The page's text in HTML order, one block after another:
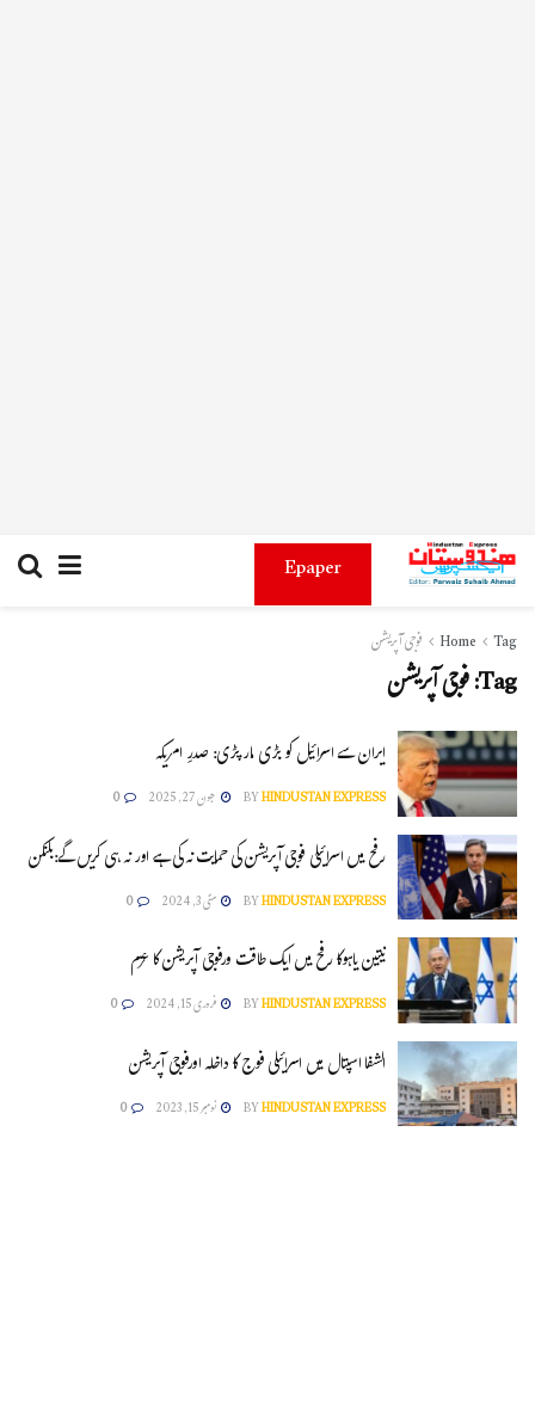
Epaper
Home Tag فوجی آپریشن
Tag:فوجی آپریشن
ایران سے اسرائیل کو بڑی مار پڑی: صدرِ امریکہ
BYHINDUSTAN EXPRESS جون 27, 2025 0
رفح میں اسرائیلی فوجی آپریشن کی حمایت نہ کی ہے اور نہ ہی کریں گے:بلنکن
BYHINDUSTAN EXPRESS مئی 3, 2024 0
نیتین یاہوکا رفح میں ایک طاقت ورفوجی آپریشن کا عزم
BYHINDUSTAN EXPRESS فروری 15, 2024 0
الشفا اسپتال میں اسرائیلی فوج کا داخلہ اورفوجی آپریشن
BYHINDUSTAN EXPRESS نومبر 15, 2023 0